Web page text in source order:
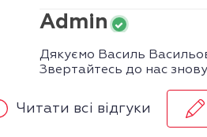
Admin
Дякуємо Василь
Звертайтесь до нас
Читати всі відгуки